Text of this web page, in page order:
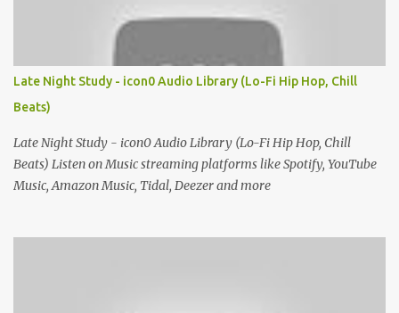
Late Night Study - icon0 Audio Library (Lo-Fi Hip Hop, Chill
Beats)
Late Night Study - icon0 Audio Library (Lo-Fi Hip Hop, Chill
Beats) Listen on Music streaming platforms like Spotify, YouTube
Music, Amazon Music, Tidal, Deezer and more